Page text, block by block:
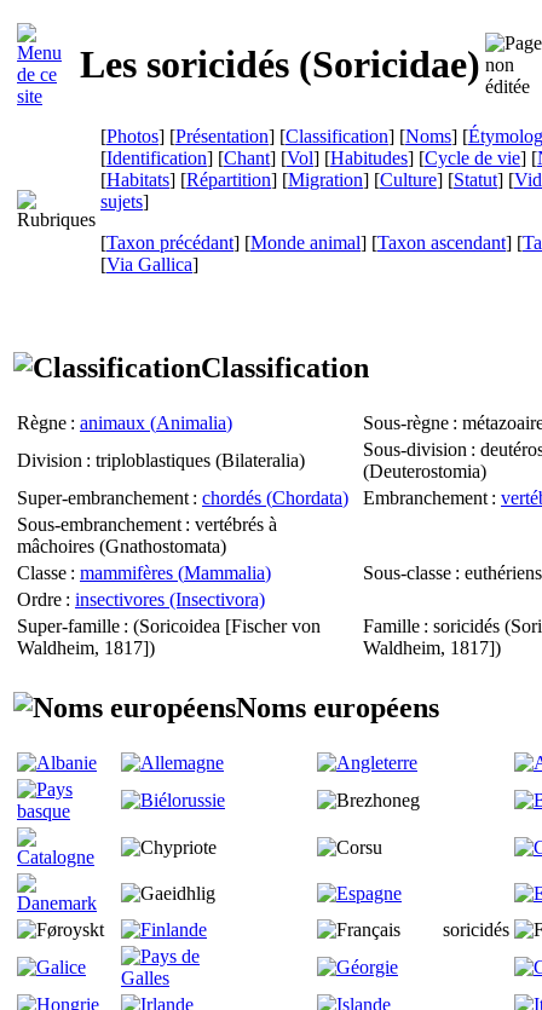
Les soricidés (Soricidae)
[Photos] [Présentation] [Classification] [Noms] [
[Identification] [Chant] [Vol] [Habitudes] [Cycle de vie] [
[Habitats] [Répartition] [Migration] [Culture] [Statut] [
sujets]
[Taxon précédant] [Monde animal] [Taxon ascendant] [
[Via Gallica]
Classification
Règne : animaux (Animalia) Sous-règne :
Division : triploblastiques (Bilateralia)
Sous-division :
(Deuterostomia)
Super-embranchement : chordés (Chordata) Embranchement :
Sous-embranchement : vertébrés à
mâchoires (Gnathostomata)
Classe : mammifères (Mammalia) Sous-classe :
Ordre : insectivores (Insectivora)
Super-famille : (Soricoidea [Fischer von
Waldheim, 1817])
Famille : soricidés (
Waldheim, 1817])
Noms européens
soricidés